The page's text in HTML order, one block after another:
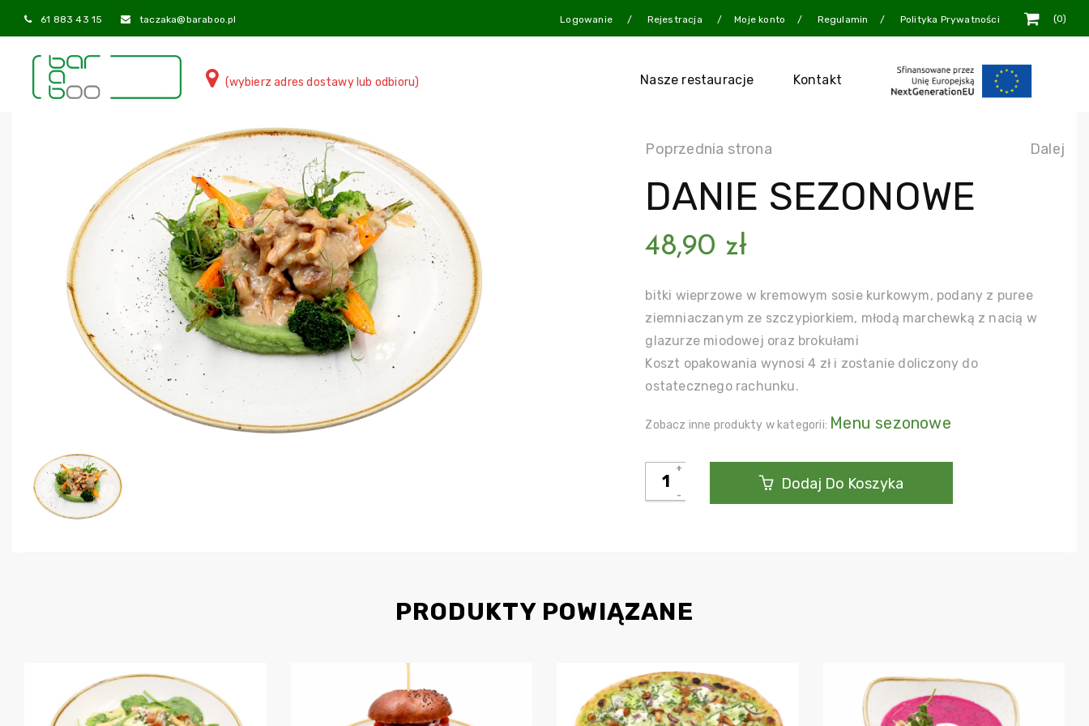
61 883 43 15 taczaka@baraboo.pl 0
Moje konto Regulamin Polityka Prywatności
Logowanie Rejestracja
(wybierz adres dostawy lub odbioru) Nasze restauracje Kontakt
Poprzednia strona Dalej
DANIE SEZONOWE
48,90 zł
bitki wieprzowe w kremowym sosie kurkowym, podany z puree
ziemniaczanym ze szczypiorkiem, młodą marchewką z nacią w
glazurze miodowej oraz brokułami
Koszt opakowania wynosi 4 zł i zostanie doliczony do
ostatecznego rachunku.
Zobacz inne produkty w kategorii: Menu sezonowe
ilość
Danie
Dodaj Do Koszyka
PRODUKTY POWIĄZANE